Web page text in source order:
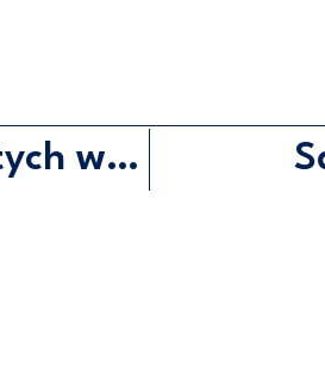
IX Marsz Pamięci Żołnierzy Wyklętych w Gdyni